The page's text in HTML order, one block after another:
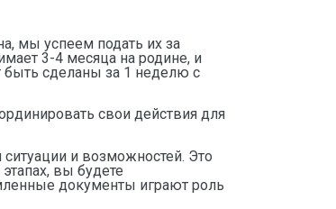
мы успеем подать их за
3-4 месяца на родине, и
быть сделаны за 1 неделю с
свои действия для
и возможностей. Это
вы будете
документы играют роль